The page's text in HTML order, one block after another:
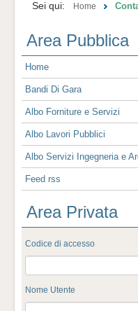
Sei qui: Home
Area Pubblica
Home
Bandi Di Gara
Albo Forniture e Servizi
Albo Lavori Pubblici
Albo Servizi Ingegneria e
Feed rss
Area Privata
Codice di accesso
Nome Utente